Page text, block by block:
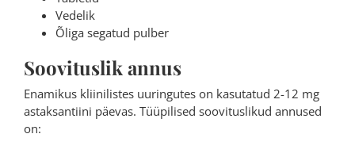
Vedelik
Õliga segatud pulber
Soovituslik annus
Enamikus kliinilistes uuringutes on kasutatud 2-12 mg
astaksantiini päevas. Tüüpilised soovituslikud annused
on: